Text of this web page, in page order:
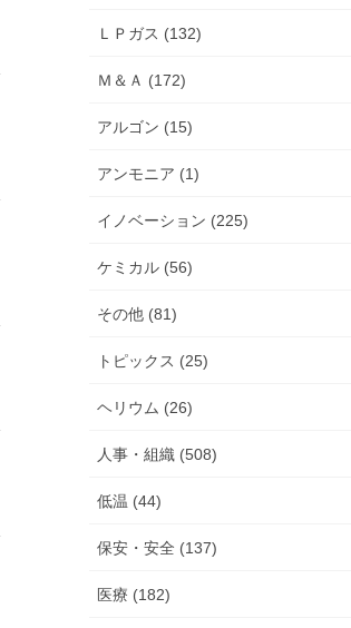
ＬＰガス (132)
Ｍ＆Ａ (172)
アルゴン (15)
アンモニア (1)
イノベーション (225)
ケミカル (56)
その他 (81)
トピックス (25)
ヘリウム (26)
人事・組織 (508)
低温 (44)
保安・安全 (137)
医療 (182)